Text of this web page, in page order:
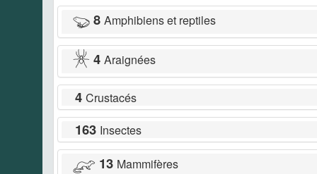
8 Amphibiens et reptiles
4 Araignées
4 Crustacés
163 Insectes
13 Mammifères